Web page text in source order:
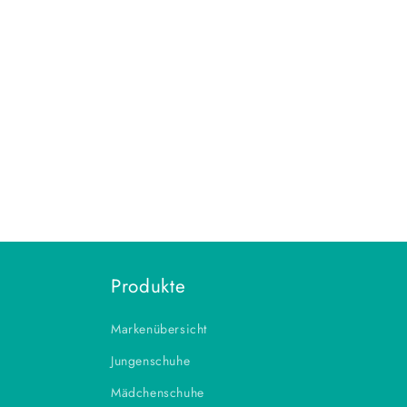
Produkte
Markenübersicht
Jungenschuhe
Mädchenschuhe